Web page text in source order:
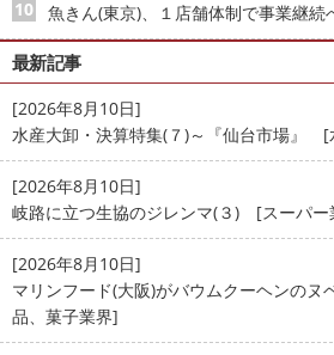
魚きん(東京)、１店舗体制で事業継
最新記事
[2026年8月10日]
水産大卸・決算特集(７)～『仙台市場』 [
[2026年8月10日]
岐路に立つ生協のジレンマ(３) [スーパー
[2026年8月10日]
マリンフード(大阪)がバウムクーヘンの
品、菓子業界]